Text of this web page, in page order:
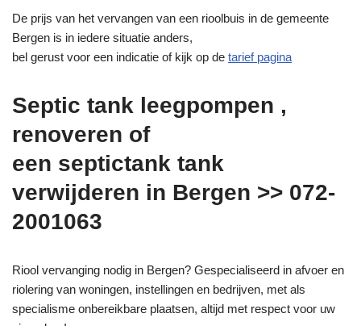
De prijs van het vervangen van een rioolbuis in de gemeente
Bergen is in iedere situatie anders,
bel gerust voor een indicatie of kijk op de tarief pagina
Septic tank leegpompen ,
renoveren of
een septictank tank
verwijderen in Bergen >> 072-
2001063
Riool vervanging nodig in Bergen? Gespecialiseerd in afvoer en
riolering van woningen, instellingen en bedrijven, met als
specialisme onbereikbare plaatsen, altijd met respect voor uw